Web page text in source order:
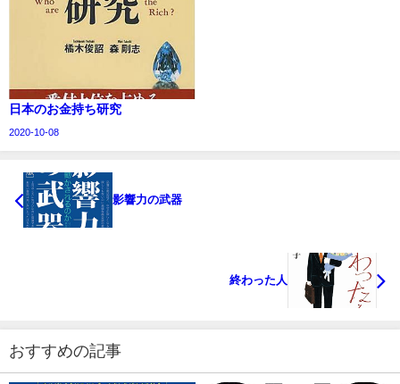
日本のお金持ち研究
2020-10-08
影響力の武器
終わった人
おすすめの記事